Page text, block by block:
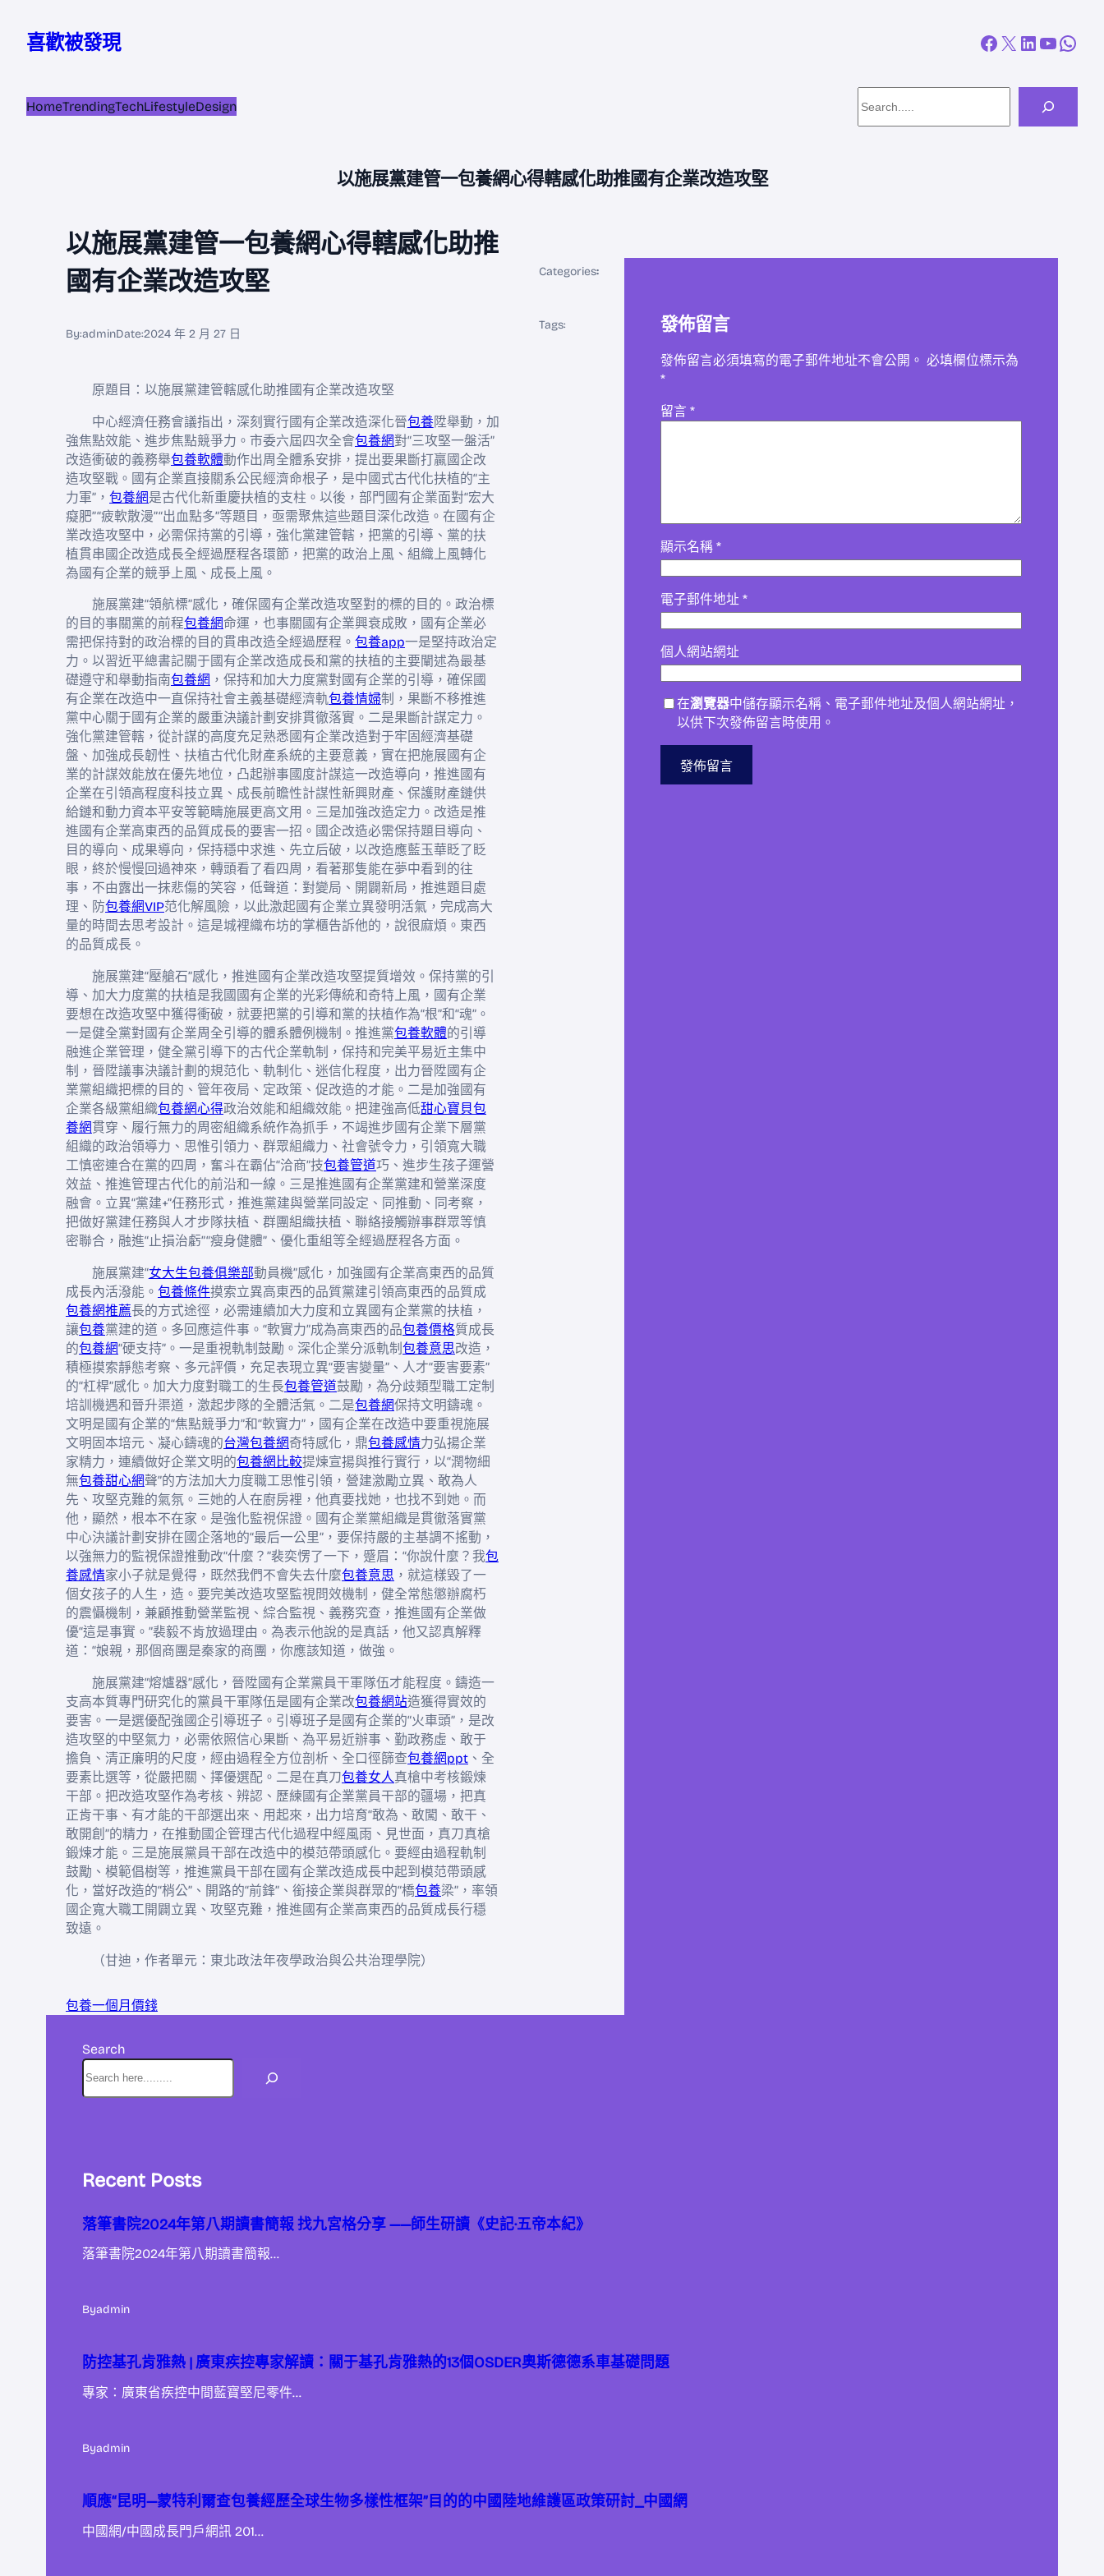
喜歡被發現 Facebook X LinkedIn YouTube WhatsApp
HomeTrendingTechLifestyleDesign
以施展黨建管一包養網心得轄感化助推國有企業改造攻堅
以施展黨建管一包養網心得轄感化助推
國有企業改造攻堅
By:adminDate:2024 年 2 月 27 日
原題目：以施展黨建管轄感化助推國有企業改造攻堅
中心經濟任務會議指出，深刻實行國有企業改造深化晉包養陞舉動，加
強焦點效能、進步焦點競爭力。市委六屆四次全會包養網對“三攻堅一盤活”
改造衝破的義務舉包養軟體動作出周全體系安排，提出要果斷打贏國企改
造攻堅戰。國有企業直接關系公民經濟命根子，是中國式古代化扶植的“主
力軍”， 包養網是古代化新重慶扶植的支柱。以後，部門國有企業面對“宏大
癡肥”“疲軟散漫”“出血點多”等題目，亟需聚焦這些題目深化改造。在國有企
業改造攻堅中，必需保持黨的引導，強化黨建管轄，把黨的引導、黨的扶
植貫串國企改造成長全經過歷程各環節，把黨的政治上風、組織上風轉化
為國有企業的競爭上風、成長上風。
施展黨建“領航標”感化，確保國有企業改造攻堅對的標的目的。政治標
的目的事關黨的前程包養網命運，也事關國有企業興衰成敗，國有企業必
需把保持對的政治標的目的貫串改造全經過歷程。 包養app一是堅持政治定
力。以習近平總書記關于國有企業改造成長和黨的扶植的主要闡述為最基
礎遵守和舉動指南包養網 ，保持和加大力度黨對國有企業的引導，確保國
有企業在改造中一直保持社會主義基礎經濟軌包養情婦制，果斷不移推進
黨中心關于國有企業的嚴重決議計劃安排貫徹落實。二是果斷計謀定力。
強化黨建管轄，從計謀的高度充足熟悉國有企業改造對于牢固經濟基礎
盤、加強成長韌性、扶植古代化財產系統的主要意義，實在把施展國有企
業的計謀效能放在優先地位，凸起辦事國度計謀這一改造導向，推進國有
企業在引領高程度科技立異、成長前瞻性計謀性新興財產、保護財產鏈供
給鏈和動力資本平安等範疇施展更高文用。三是加強改造定力。改造是推
進國有企業高東西的品質成長的要害一招。國企改造必需保持題目導向、
目的導向、成果導向，保持穩中求進、先立后破，以改造應藍玉華眨了眨
眼，終於慢慢回過神來，轉頭看了看四周，看著那隻能在夢中看到的往
事，不由露出一抹悲傷的笑容，低聲道：對變局、開闢新局，推進題目處
理、防包養網VIP范化解風險，以此激起國有企業立異發明活氣，完成高大
量的時間去思考設計。這是城裡織布坊的掌櫃告訴他的，說很麻煩。東西
的品質成長。
施展黨建“壓艙石”感化，推進國有企業改造攻堅提質增效。保持黨的引
導、加大力度黨的扶植是我國國有企業的光彩傳統和奇特上風，國有企業
要想在改造攻堅中獲得衝破，就要把黨的引導和黨的扶植作為“根”和“魂”。
一是健全黨對國有企業周全引導的體系體例機制。推進黨包養軟體的引導
融進企業管理，健全黨引導下的古代企業軌制，保持和完美平易近主集中
制，晉陞議事決議計劃的規范化、軌制化、迷信化程度，出力晉陞國有企
業黨組織把標的目的、管年夜局、定政策、促改造的才能。二是加強國有
企業各級黨組織包養網心得政治效能和組織效能。把建強高低甜心寶貝包
養網貫穿、履行無力的周密組織系統作為抓手，不竭進步國有企業下層黨
組織的政治領導力、思惟引領力、群眾組織力、社會號令力，引領寬大職
工慎密連合在黨的四周，奮斗在霸佔“洽商”技包養管道巧、進步生孩子運營
效益、推進管理古代化的前沿和一線。三是推進國有企業黨建和營業深度
融會。立異“黨建+”任務形式，推進黨建與營業同設定、同推動、同考察，
把做好黨建任務與人才步隊扶植、群團組織扶植、聯絡接觸辦事群眾等慎
密聯合，融進“止損治虧”“瘦身健體”、優化重組等全經過歷程各方面。
施展黨建“女大生包養俱樂部動員機”感化，加強國有企業高東西的品質
成長內活潑能。 包養條件摸索立異高東西的品質黨建引領高東西的品質成
包養網推薦長的方式途徑，必需連續加大力度和立異國有企業黨的扶植，
讓包養黨建的道。多回應這件事。“軟實力”成為高東西的品包養價格質成長
的包養網“硬支持”。一是重視軌制鼓勵。深化企業分派軌制 包養意思改造，
積極摸索靜態考察、多元評價，充足表現立異“要害變量”、人才“要害要素”
的“杠桿”感化。加大力度對職工的生長包養管道鼓勵，為分歧類型職工定制
培訓機遇和晉升渠道，激起步隊的全體活氣。二是包養網保持文明鑄魂。
文明是國有企業的“焦點競爭力”和“軟實力”，國有企業在改造中要重視施展
文明固本培元、凝心鑄魂的台灣包養網奇特感化，鼎包養感情力弘揚企業
家精力，連續做好企業文明的包養網比較提煉宣揚與推行實行，以“潤物細
無包養甜心網聲”的方法加大力度職工思惟引領，營建激勵立異、敢為人
先、攻堅克難的氣氛。三她的人在廚房裡，他真要找她，也找不到她。而
他，顯然，根本不在家。是強化監視保證。國有企業黨組織是貫徹落實黨
中心決議計劃安排在國企落地的“最后一公里”，要保持嚴的主基調不搖動，
以強無力的監視保證推動改“什麼？”裴奕愣了一下，蹙眉：“你說什麼？我包
養感情家小子就是覺得，既然我們不會失去什麼包養意思 ，就這樣毀了一
個女孩子的人生，造。要完美改造攻堅監視問效機制，健全常態懲辦腐朽
的震懾機制，兼顧推動營業監視、綜合監視、義務究查，推進國有企業做
優“這是事實。”裴毅不肯放過理由。為表示他說的是真話，他又認真解釋
道：“娘親，那個商團是秦家的商團，你應該知道，做強。
施展黨建“熔爐器”感化，晉陞國有企業黨員干軍隊伍才能程度。鑄造一
支高本質專門研究化的黨員干軍隊伍是國有企業改包養網站造獲得實效的
要害。一是選優配強國企引導班子。引導班子是國有企業的“火車頭”，是改
造攻堅的中堅氣力，必需依照信心果斷、為平易近辦事、勤政務虛、敢于
擔負、清正廉明的尺度，經由過程全方位剖析、全口徑篩查包養網ppt 、全
要素比選等，從嚴把關、擇優選配。二是在真刀包養女人真槍中考核鍛煉
干部。把改造攻堅作為考核、辨認、歷練國有企業黨員干部的疆場，把真
正肯干事、有才能的干部選出來、用起來，出力培育“敢為、敢闖、敢干、
敢開創”的精力，在推動國企管理古代化過程中經風雨、見世面，真刀真槍
鍛煉才能。三是施展黨員干部在改造中的模范帶頭感化。要經由過程軌制
鼓勵、模範倡樹等，推進黨員干部在國有企業改造成長中起到模范帶頭感
化，當好改造的“梢公”、開路的“前鋒”、銜接企業與群眾的“橋包養梁”，率領
國企寬大職工開闢立異、攻堅克難，推進國有企業高東西的品質成長行穩
致遠。
（甘迪， 作者單元：東北政法年夜學政治與公共治理學院）
包養一個月價錢
Categories:
Tags: 發佈留言
發佈留言必須填寫的電子郵件地址不會公開。 必填欄位標示為
*
留言 *
顯示名稱 *
電子郵件地址 *
個人網站網址
在瀏覽器中儲存顯示名稱、電子郵件地址及個人網站網址，
以供下次發佈留言時使用。
Search
Recent Posts
落筆書院2024年第八期讀書簡報 找九宮格分享 ——師生研讀《史記·五帝本紀》
落筆書院2024年第八期讀書簡報…
Byadmin
防控基孔肯雅熱 | 廣東疾控專家解讀：關于基孔肯雅熱的13個OSDER奧斯德德系車基礎問題
專家：廣東省疾控中間藍寶堅尼零件…
Byadmin
順應“昆明—蒙特利爾查包養經歷全球生物多樣性框架”目的的中國陸地維護區政策研討_中國網
中國網/中國成長門戶網訊 201…